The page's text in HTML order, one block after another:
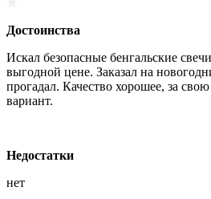
Достоинства
Искал безопасные бенгальские
выгодной цене. Заказал на
прогадал. Качество хорошее, за
вариант.
Недостатки
нет